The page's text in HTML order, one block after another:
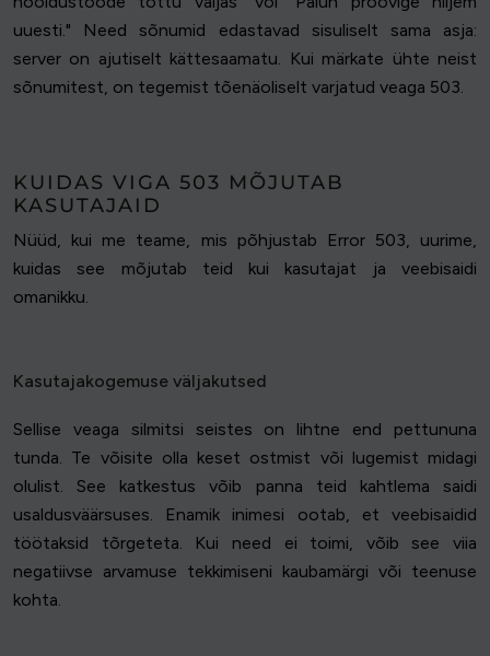
uuesti." Need sõnumid edastavad sisuliselt sama asja:
server on ajutiselt kättesaamatu. Kui märkate ühte neist
sõnumitest, on tegemist tõenäoliselt varjatud veaga 503.
KUIDAS VIGA 503 MÕJUTAB
KASUTAJAID
Nüüd, kui me teame, mis põhjustab Error 503, uurime,
kuidas see mõjutab teid kui kasutajat ja veebisaidi
omanikku.
Kasutajakogemuse väljakutsed
Sellise veaga silmitsi seistes on lihtne end pettununa
tunda. Te võisite olla keset ostmist või lugemist midagi
olulist. See katkestus võib panna teid kahtlema saidi
usaldusväärsuses. Enamik inimesi ootab, et veebisaidid
töötaksid tõrgeteta. Kui need ei toimi, võib see viia
negatiivse arvamuse tekkimiseni kaubamärgi või teenuse
kohta.